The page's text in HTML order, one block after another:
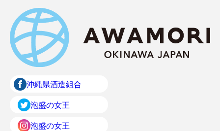
沖縄県酒造組合
泡盛の女王
泡盛の女王